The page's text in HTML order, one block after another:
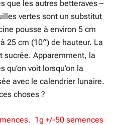
que les autres betteraves –
vertes sont un substitut
pousse à environ 5 cm
25 cm (10″) de hauteur. La
sucrée. Apparemment, la
voit lorsqu’on la
avec le calendrier lunaire.
choses ?
1g +/-50 semences